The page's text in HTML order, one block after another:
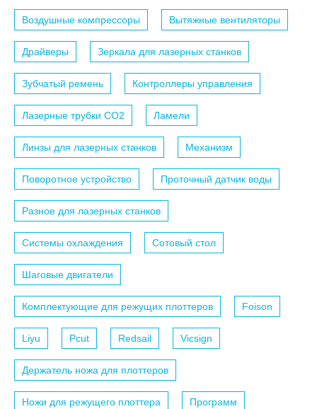
Воздушные компрессоры Вытяжные вентиляторы
Драйверы Зеркала для лазерных станков
Зубчатый ремень Контроллеры управления
Лазерные трубки СО2 Ламели
Линзы для лазерных станков Механизм
Поворотное устройство Проточный датчик воды
Разное для лазерных станков
Системы охлаждения Сотовый стол
Шаговые двигатели
Комплектующие для режущих плоттеров Foison
Liyu Pcut Redsail Vicsign
Держатель ножа для плоттеров
Ножи для режущего плоттера Программ